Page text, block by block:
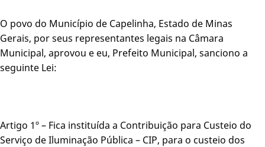
O povo do Município de Capelinha, Estado de Minas
Gerais, por seus representantes legais na Câmara
Municipal, aprovou e eu, Prefeito Municipal, sanciono a
seguinte Lei:
Artigo 1º – Fica instituída a Contribuição para Custeio do
Serviço de Iluminação Pública – CIP, para o custeio dos